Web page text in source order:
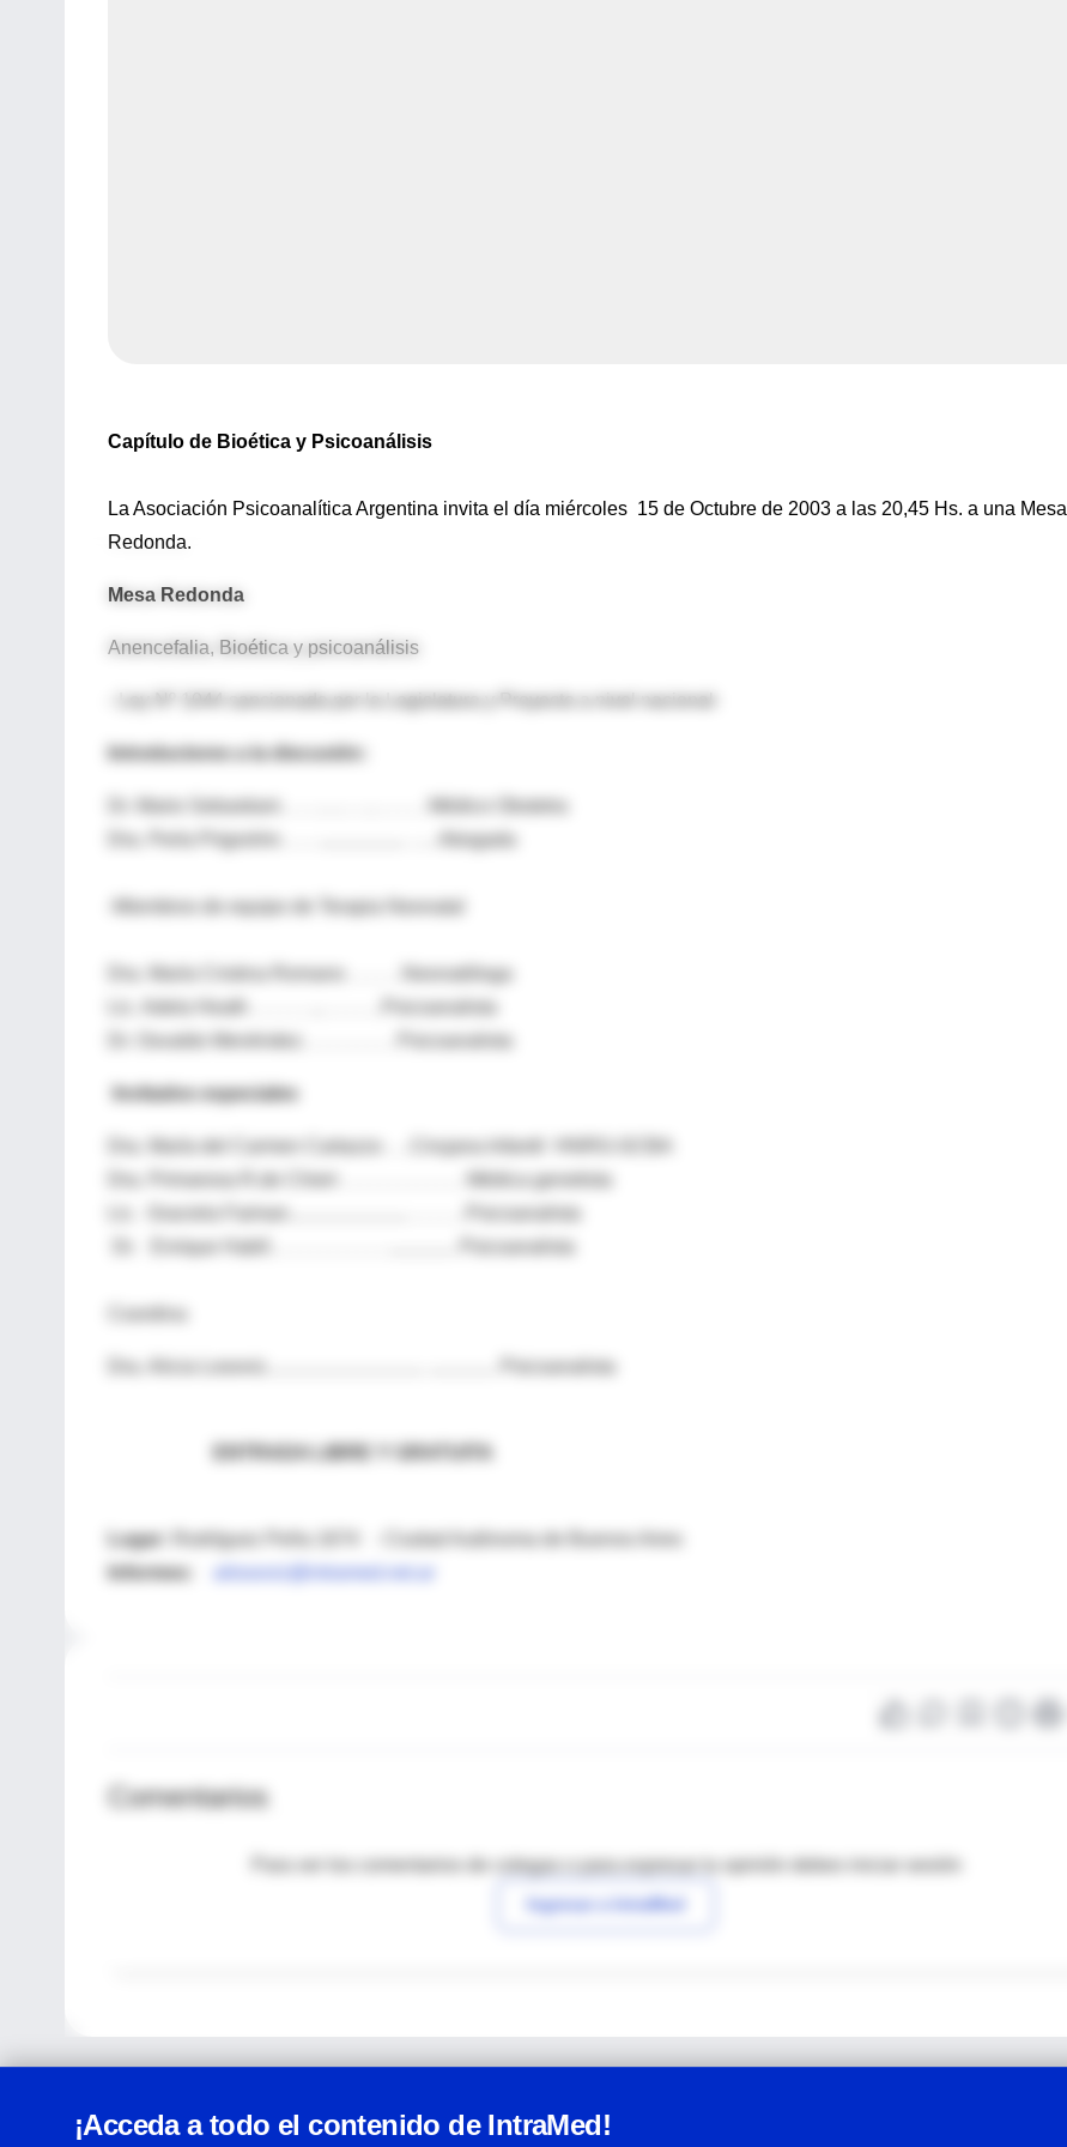
Capítulo de Bioética y Psicoanálisis
La Asociación Psicoanalítica Argentina invita el día miércoles 15 de Octubre de 2003 a las 20,45 Hs. a una Mesa
Redonda.
Mesa Redonda
Anencefalia, Bioética y psicoanálisis
- Ley Nº 1044 sancionada por la Legislatura y Proyecto a nivel nacional-
Introductores a la discusión:
Dra. Perla Prigoshin. . . . .................. . .. .Abogada
-Miembros de equipo de Terapia Neonatal
Dra. María Cristina Romano . . . . . .Neonatóloga
Invitados especiales
Dra. Primarosa R.de Chieri . . . . . . . . . . . . . Médica genetista
Dr. Enrique Habif.. . . . . . . . . . . . .............. Psicoanalista
Lugar:
Rodríguez Peña 1674 - Ciudad Autónoma de Buenos Aires
Informes:
Comentarios
Para ver los comentarios de colegas o para expresar tu opinión debes iniciar sesión
Ingresar a IntraMed
¡Acceda a todo el contenido de IntraMed!